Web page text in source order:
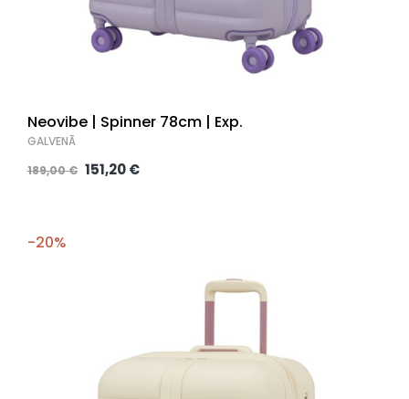
Neovibe | Spinner 78cm | Exp.
GALVENĀ
189,00 € 151,20 €
-20%